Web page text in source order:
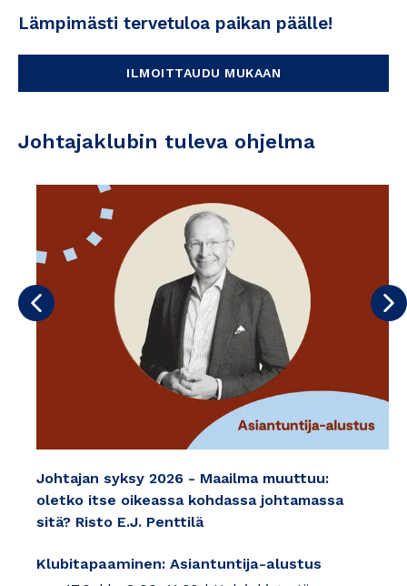
Lämpimästi tervetuloa paikan päälle!
ILMOITTAUDU MUKAAN
Johtajaklubin tuleva ohjelma
Johtajan syksy 2026 - Maailma muuttuu:
oletko itse oikeassa kohdassa johtamassa
sitä? Risto E.J. Penttilä
Klubitapaaminen: Asiantuntija-alustus
Edellinen